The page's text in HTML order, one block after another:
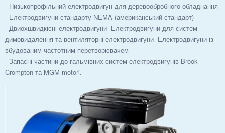
- Низькопрофільний електродвигун для деревообробного обладнання
- Електродвигуни стандарту NEMA (американський стандарт)
- Двиохшвидкісні електродвигуни- Електродвигуни для систем
димовидалення та вентиляторні електродвигуни- Електродвигуни із
вбудованим частотним перетворювачем
- Запасні частини до гальмівних систем електродвигунів Brook
Crompton та MGM motori.